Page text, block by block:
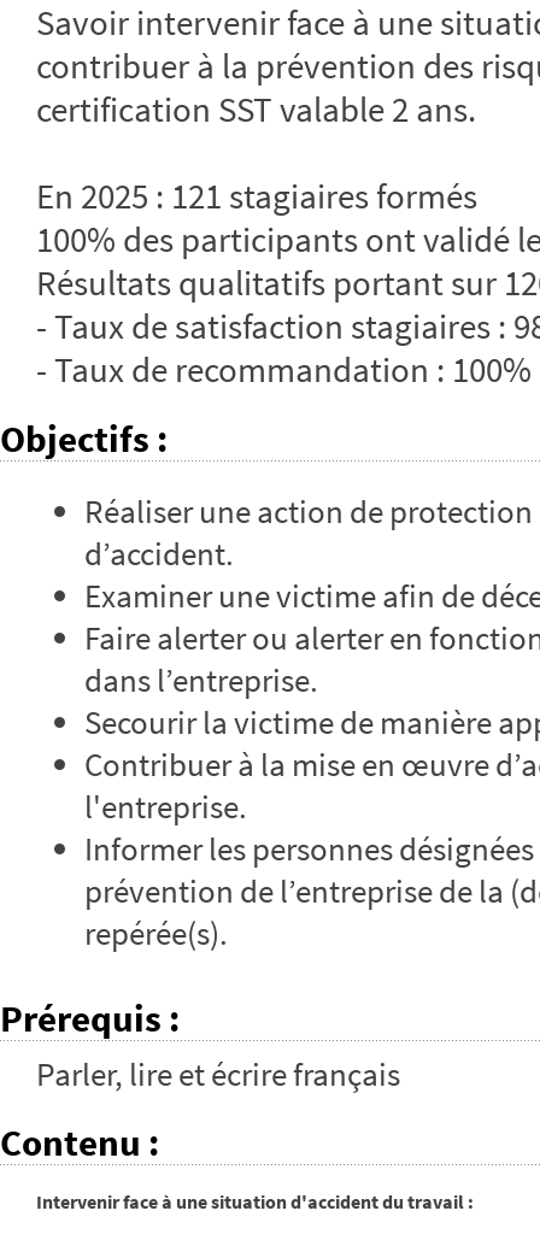
Savoir intervenir face à une
contribuer à la prévention des
certification SST valable 2 ans.
En 2025 : 121 stagiaires formés
100% des participants ont validé
Résultats qualitatifs portant sur
- Taux de satisfaction stagiaires :
- Taux de recommandation : 100%
Objectifs :
Réaliser une action de
d’accident.
Examiner une victime afin de
Faire alerter ou alerter en
dans l’entreprise.
Secourir la victime de manière
Contribuer à la mise en œuvre
l'entreprise.
Informer les personnes
prévention de l’entreprise de la
repérée(s).
Prérequis :
Parler, lire et écrire français
Contenu :
Intervenir face à une situation d'accident du travail :